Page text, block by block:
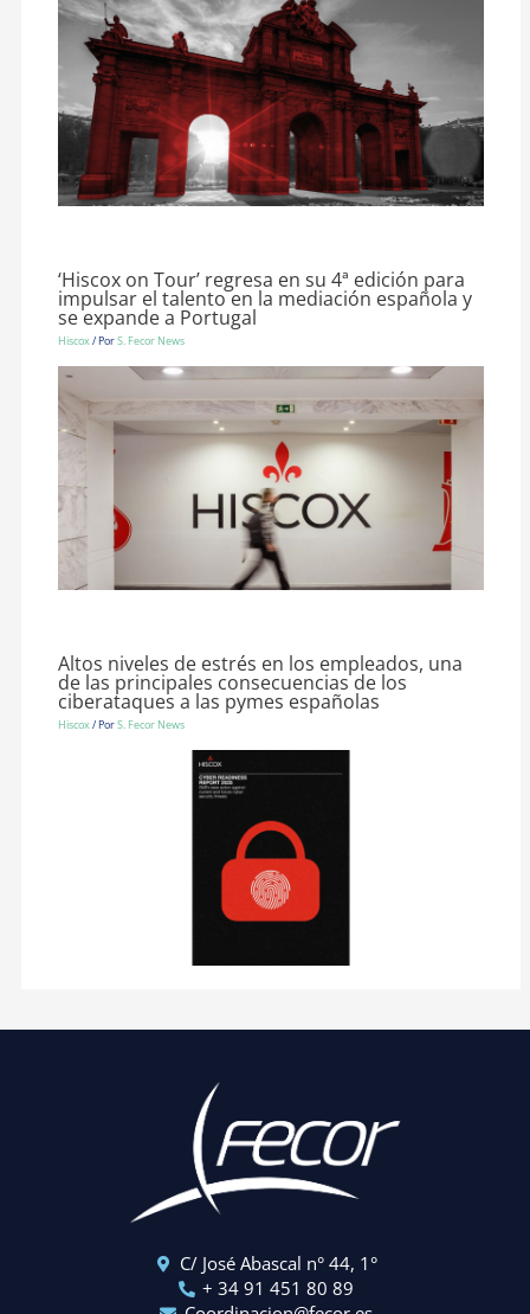
‘Hiscox on Tour’ regresa en su 4ª edición para
impulsar el talento en la mediación española y
se expande a Portugal
Hiscox / PorS. Fecor News
Altos niveles de estrés en los empleados, una
de las principales consecuencias de los
ciberataques a las pymes españolas
Hiscox/ PorS. Fecor News
C/ José Abascal n° 44, 1°
+ 34 91 451 80 89